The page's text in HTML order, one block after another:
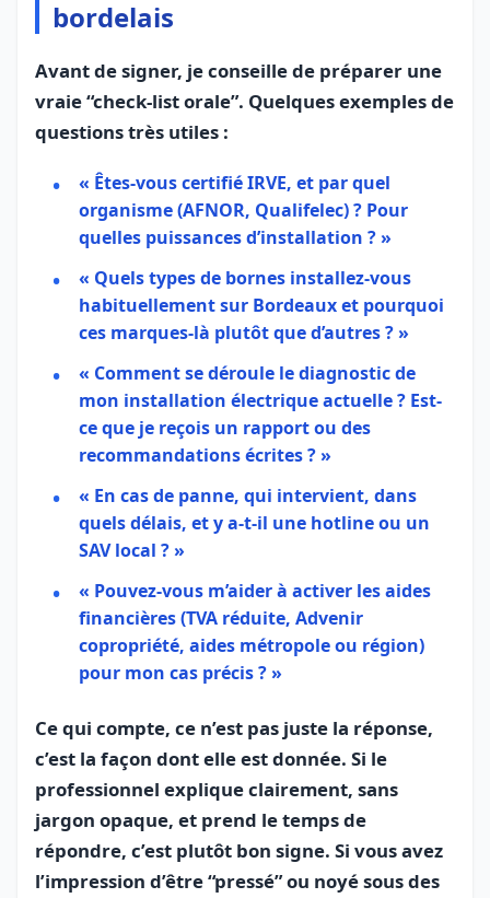
bordelais
Avant de signer, je conseille de préparer une
vraie “check-list orale”. Quelques exemples de
questions très utiles :
« Êtes-vouscertifié IRVE, et par quel
organisme (AFNOR, Qualifelec) ? Pour
quelles puissances d’installation ? »
« Quels types de bornes installez-vous
habituellement sur Bordeaux et pourquoi
ces marques-là plutôt que d’autres ? »
« Comment se déroule le diagnostic de
mon installation électrique actuelle ? Est-
ce que je reçois un rapport ou des
recommandations écrites ? »
« En cas de panne, qui intervient, dans
quels délais, et y a-t-il une hotline ou un
SAV local ? »
« Pouvez-vous m’aider à activer les aides
financières (TVA réduite, Advenir
copropriété, aides métropole ou région)
pour mon cas précis ? »
Ce qui compte, ce n’est pas juste la réponse,
c’est la façon dont elle est donnée. Si le
professionnel explique clairement, sans
jargon opaque, et prend le temps de
répondre, c’est plutôt bon signe. Si vous avez
l’impression d’être “pressé” ou noyé sous des